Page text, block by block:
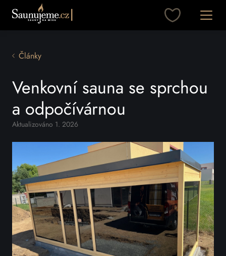
Přeskočit na obsah
Články
Venkovní sauna se sprchou
a odpočívárnou
Aktualizováno 1. 2026